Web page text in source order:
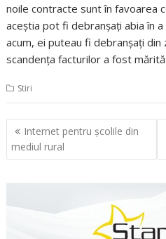
noile contracte sunt în favoarea
aceştia pot fi debranşaţi abia în
acum, ei puteau fi debranşaţi din
scandenţa facturilor a fost
Stiri
Navigare
în
articole
Internet pentru şcolile din
mediul rural